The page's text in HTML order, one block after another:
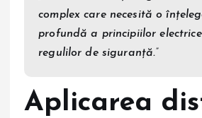
complex care necesită o
profundă a principiilor
regulilor de siguranță.”
Aplicarea